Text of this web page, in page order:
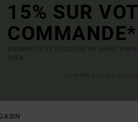
15% SUR
COMMANDE*
ABONNE-TOI ET DÉCOUVRE EN AVANT-
RVCA.